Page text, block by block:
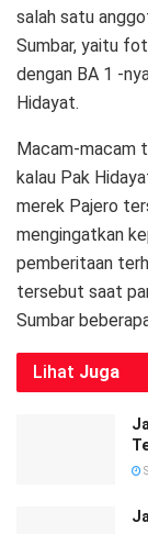
salah satu
Sumbar, yaitu
dengan BA 1 -
Hidayat.
Macam-macam
kalau Pak
merek Pajero
mengingatkan
pemberitaan
tersebut saat
Sumbar
Lihat Juga